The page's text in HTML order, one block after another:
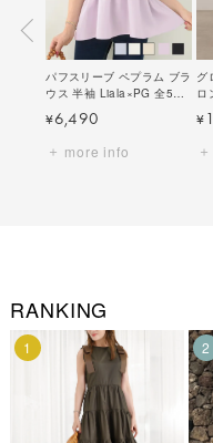
パフスリーブ ペプラム ブラ
ウス 半袖 Liala×PG 全5色
¥6,490
more info
グ
ロ
¥
RANKING
1 2